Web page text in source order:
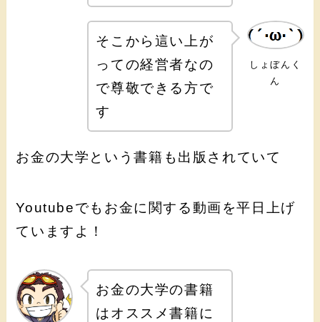
しょぼんく
ん
そこから這い上が
っての経営者なの
で尊敬できる方で
す
お金の大学という書籍も出版されていて
Youtubeでもお金に関する動画を平日上げ
ていますよ！
お金の大学の書籍
はオススメ書籍に